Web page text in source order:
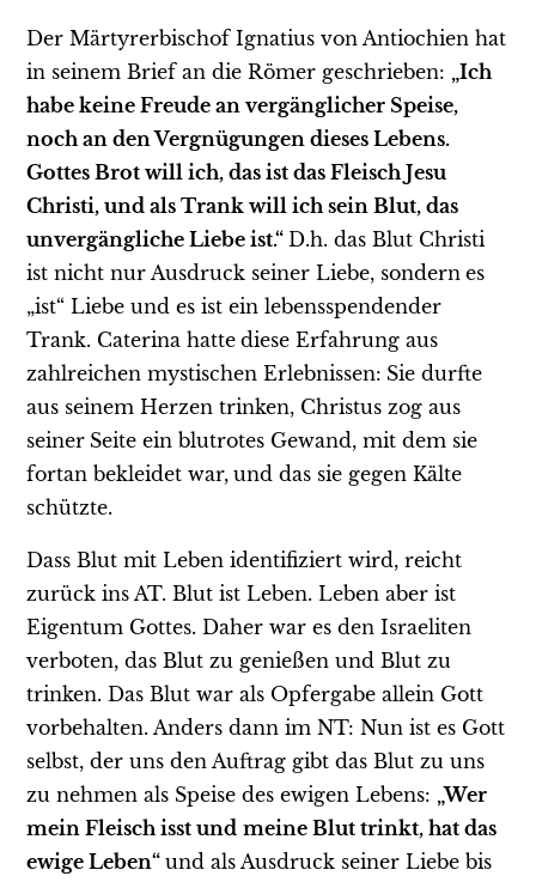
Der Märtyrerbischof Ignatius von Antiochien hat
in seinem Brief an die Römer geschrieben: „Ich
habe keine Freude an vergänglicher Speise,
noch an den Vergnügungen dieses Lebens.
Gottes Brot will ich, das ist das Fleisch Jesu
Christi, und als Trank will ich sein Blut, das
unvergängliche Liebe ist.“D.h. das Blut Christi
ist nicht nur Ausdruck seiner Liebe, sondern es
„ist“ Liebe und es ist ein lebensspendender
Trank. Caterina hatte diese Erfahrung aus
zahlreichen mystischen Erlebnissen: Sie durfte
aus seinem Herzen trinken, Christus zog aus
seiner Seite ein blutrotes Gewand, mit dem sie
fortan bekleidet war, und das sie gegen Kälte
schützte.
Dass Blut mit Leben identifiziert wird, reicht
zurück ins AT. Blut ist Leben. Leben aber ist
Eigentum Gottes. Daher war es den Israeliten
verboten, das Blut zu genießen und Blut zu
trinken. Das Blut war als Opfergabe allein Gott
vorbehalten. Anders dann im NT: Nun ist es Gott
selbst, der uns den Auftrag gibt das Blut zu uns
zu nehmen als Speise des ewigen Lebens: „Wer
mein Fleisch isst und meine Blut trinkt, hat das
ewige Leben“und als Ausdruck seiner Liebe bis